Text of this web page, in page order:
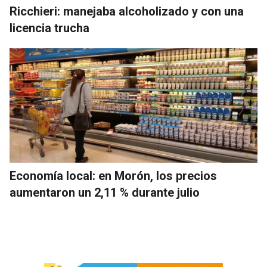
Ricchieri: manejaba alcoholizado y con una
licencia trucha
Economía local: en Morón, los precios
aumentaron un 2,11 % durante julio